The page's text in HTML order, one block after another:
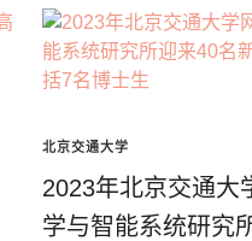
北京交通大学
2023年北京交通大
学与智能系统研究